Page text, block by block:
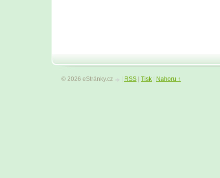
© 2026 eStránky.cz RSS Tisk Nahoru ↑